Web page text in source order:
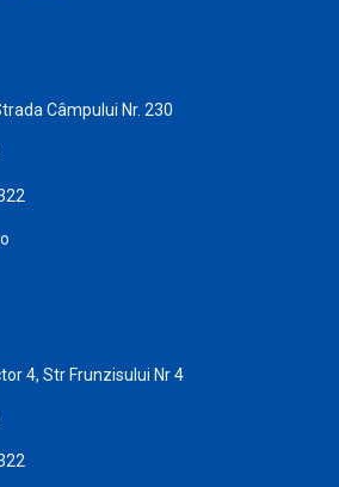
Câmpului Nr. 230
4, Str Frunzisului Nr 4